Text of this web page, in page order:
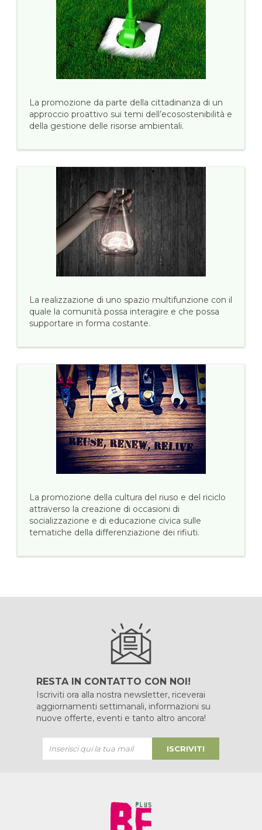
La promozione da parte della cittadinanza di un
approccio proattivo sui temi dell’ecosostenibilità e
della gestione delle risorse ambientali.
La realizzazione di uno spazio multifunzione con il
quale la comunità possa interagire e che possa
supportare in forma costante.
La promozione della cultura del riuso e del riciclo
attraverso la creazione di occasioni di
socializzazione e di educazione civica sulle
tematiche della differenziazione dei rifiuti.
RESTA IN CONTATTO CON NOI!
Iscriviti ora alla nostra newsletter, riceverai
aggiornamenti settimanali, informazioni su
nuove offerte, eventi e tanto altro ancora!
ISCRIVITI